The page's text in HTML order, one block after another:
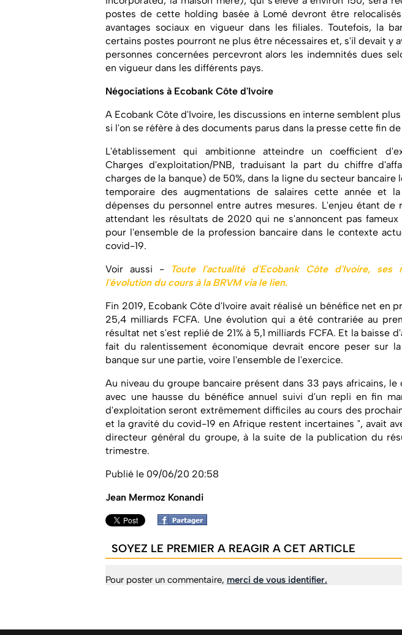
postes de cette holding basée à Lomé devront être
avantages sociaux en vigueur dans les filiales. Toutefois, la
certains postes pourront ne plus être nécessaires et, s'il devait y
personnes concernées percevront alors les indemnités dues
en vigueur dans les différents pays.
Négociations à Ecobank Côte d'Ivoire
A Ecobank Côte d'Ivoire, les discussions en interne semblent
si l'on se réfère à des documents parus dans la presse cette fin de
L'établissement qui ambitionne atteindre un coefficient
Charges d'exploitation/PNB, traduisant la part du chiffre
charges de la banque) de 50%, dans la ligne du secteur bancaire
temporaire des augmentations de salaires cette année et
dépenses du personnel entre autres mesures. L'enjeu étant de
attendant les résultats de 2020 qui ne s'annoncent pas
pour l'ensemble de la profession bancaire dans le contexte
covid-19.
Voir aussi -
Toute l'actualité d'Ecobank Côte d'Ivoire, ses
l'évolution du cours à la BRVM via le lien.
Fin 2019, Ecobank Côte d'Ivoire avait réalisé un bénéfice net en
25,4 milliards FCFA. Une évolution qui a été contrariée au
résultat net s'est replié de 21% à 5,1 milliards FCFA. Et la baisse
fait du ralentissement économique devrait encore peser sur
banque sur une partie, voire l'ensemble de l'exercice.
Au niveau du groupe bancaire présent dans 33 pays africains,
avec une hausse du bénéfice annuel suivi d'un repli en fin
d'exploitation seront extrêmement difficiles au cours des
et la gravité du covid-19 en Afrique restent incertaines ", avait
directeur général du groupe, à la suite de la publication du
trimestre.
Publié le 09/06/20 20:58
Jean Mermoz Konandi
SOYEZ LE PREMIER A REAGIR A CET ARTICLE
Pour poster un commentaire, merci de vous identifier.